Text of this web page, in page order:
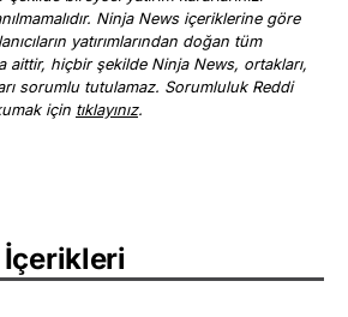
Ninja News içeriklerine göre
yatırımlarından doğan tüm
aittir, hiçbir şekilde Ninja News, ortakları,
sorumlu tutulamaz. Sorumluluk Reddi
için tıklayınız.
İçerikleri